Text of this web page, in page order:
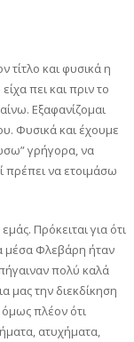
τίτλο και φυσικά η
πει και πριν το
Εξαφανίζομαι
Φυσικά και έχουμε
γρήγορα, να
πρέπει να ετοιμάσω
Πρόκειται για ότι
μέσα Φλεβάρη ήταν
πολύ καλά
μας την διεκδίκηση
πλέον ότι
ατυχήματα,